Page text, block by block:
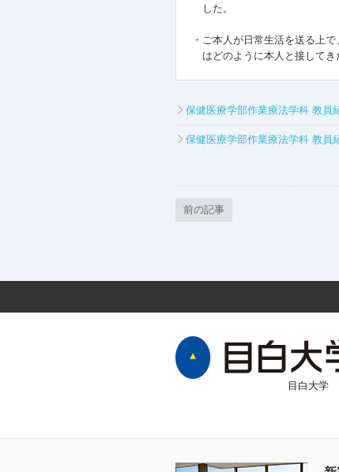
した。
・ご本人が日常生活を送る上
はどのように本人と接してき
保健医療学部作業療法学科 教員
保健医療学部作業療法学科 教員
前の記事
目白大学